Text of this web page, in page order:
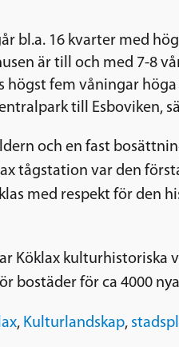
bl.a. 16 kvarter med
är till och med 7-8
fem våningar
till
och en fast
tågstation var den
med respekt för den
Köklax
bostäder för ca 4000
, Kulturlandskap,